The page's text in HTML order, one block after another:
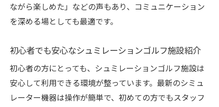
ながら楽しめた」などの声もあり、コミュニケーション
を深める場としても最適です。
初心者でも安心なシュミレーションゴルフ施設紹介
初心者の方にとっても、シュミレーションゴルフ施設は
安心して利用できる環境が整っています。最新のシミュ
レーター機器は操作が簡単で、初めての方でもスタッフ